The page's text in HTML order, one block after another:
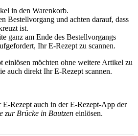
in den Warenkorb.
Bestellvorgang und achten darauf, dass
ist.
ganz am Ende des Bestellvorgangs
Ihr E-Rezept zu scannen.
einlösen möchten ohne weitere Artikel zu
auch direkt Ihr E-Rezept scannen.
Rezept auch in der E-Rezept-App der
zur Brücke in Bautzen einlösen.